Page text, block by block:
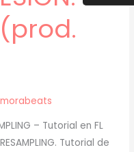
(prod.
morabeats
– Tutorial en FL
Tutorial de